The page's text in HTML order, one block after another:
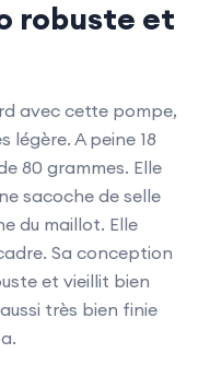
robuste et
avec cette pompe,
légère. A peine 18
80 grammes. Elle
sacoche de selle
du maillot. Elle
Sa conception
et vieillit bien
très bien finie